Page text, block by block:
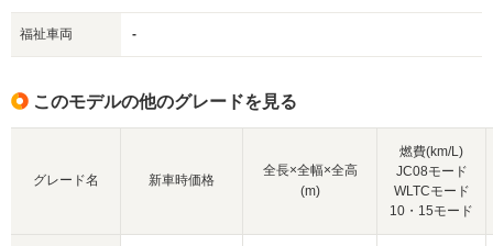
福祉車両 -
このモデルの他のグレードを見る
グレード名 新車時価格
全長×全幅×全高
(m)
燃費(km/L)
JC08モード
WLTCモード
10・15モード